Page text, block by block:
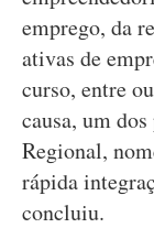
emprego, da
ativas de
curso, entre
causa, um
Regional,
rápida
concluiu.